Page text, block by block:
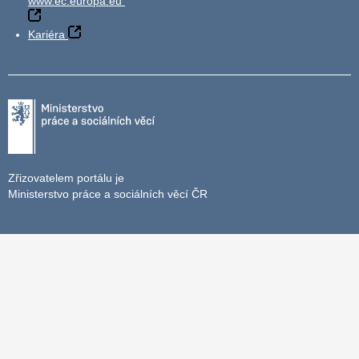
Kariéra
Zřizovatelem portálu je
Ministerstvo práce a sociálních věcí ČR